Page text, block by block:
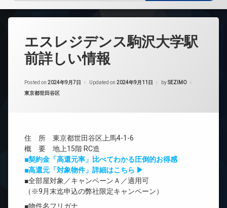
エスレジデンス駒沢大学駅
前詳しい情報
Posted on 2024年9月7日 Updated on 2024年9月11日 bySEZIMO
カテゴリー:
東京都世田谷区
住 所 東京都世田谷区上馬4-1-6
概 要 地上15階 RC造
■契約金「高還元率」比べてわかる圧倒的お得感
■高還元「対象物件」詳細はこちら ▶
■全部屋対象／キャンペーンＡ／適用可
（※9月末迄申込の弊社限定キャンペーン）
■物件名フリガナ